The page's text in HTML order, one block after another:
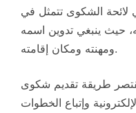
لائحة الشكوى تتمثل في
حيث ينبغي تدوين اسمه
ومهنته ومكان إقامته.
طريقة تقديم شكوى
وإتباع الخطوات